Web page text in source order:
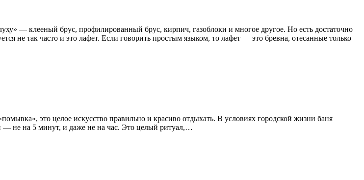
— клееный брус, профилированный брус, кирпич, газоблоки и многое другое. Но есть достаточно
не так часто и это лафет. Если говорить простым языком, то лафет — это бревна, отесанные только
это целое искусство правильно и красиво отдыхать. В условиях городской жизни баня
— не на 5 минут, и даже не на час. Это целый ритуал,…